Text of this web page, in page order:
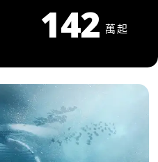
142 萬起